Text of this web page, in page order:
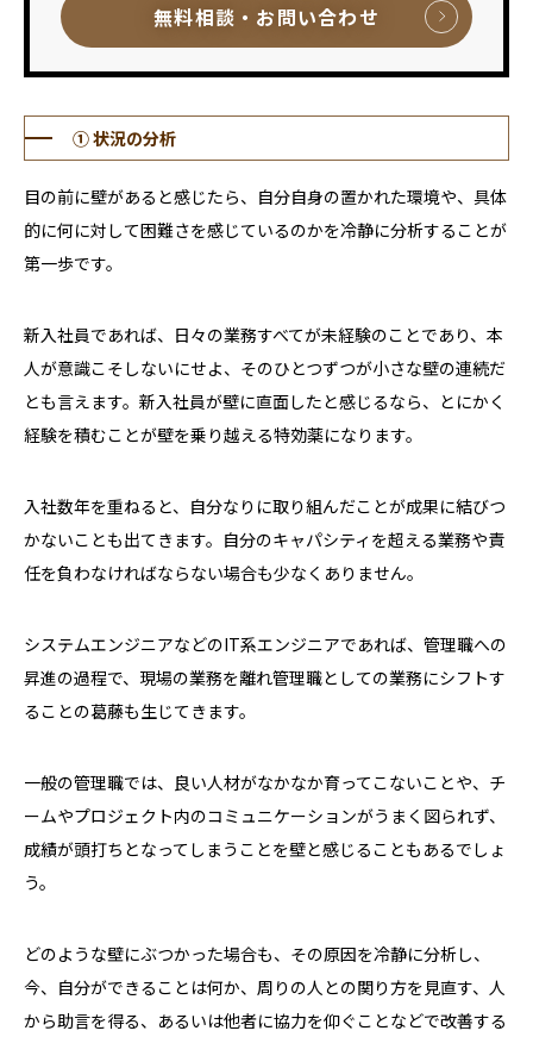
無料相談・お問い合わせ
① 状況の分析
目の前に壁があると感じたら、自分自身の置かれた環境や、具体
的に何に対して困難さを感じているのかを冷静に分析することが
第一歩です。
新入社員であれば、日々の業務すべてが未経験のことであり、本
人が意識こそしないにせよ、そのひとつずつが小さな壁の連続だ
とも言えます。新入社員が壁に直面したと感じるなら、とにかく
経験を積むことが壁を乗り越える特効薬になります。
入社数年を重ねると、自分なりに取り組んだことが成果に結びつ
かないことも出てきます。自分のキャパシティを超える業務や責
任を負わなければならない場合も少なくありません。
システムエンジニアなどのIT系エンジニアであれば、管理職への
昇進の過程で、現場の業務を離れ管理職としての業務にシフトす
ることの葛藤も生じてきます。
一般の管理職では、良い人材がなかなか育ってこないことや、チ
ームやプロジェクト内のコミュニケーションがうまく図られず、
成績が頭打ちとなってしまうことを壁と感じることもあるでしょ
う。
どのような壁にぶつかった場合も、その原因を冷静に分析し、
今、自分ができることは何か、周りの人との関り方を見直す、人
から助言を得る、あるいは他者に協力を仰ぐことなどで改善する